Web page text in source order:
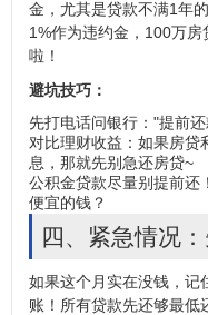
金，尤其是贷款不满1年
1%作为违约金，100万
啦！
避坑技巧：
先打电话问银行："提前
对比理财收益：如果房贷
息，那就先别急还房贷~
公积金贷款尽量别提前还
便宜的钱？
四、紧急情况
如果这个月实在没钱，记
账！所有贷款先还够最低